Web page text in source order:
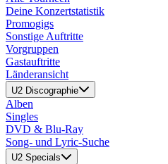
Deine Konzertstatistik
Promogigs
Sonstige Auftritte
Vorgruppen
Gastauftritte
Länderansicht
U2 Discographie
Alben
Singles
DVD & Blu-Ray
Song- und Lyric-Suche
U2 Specials